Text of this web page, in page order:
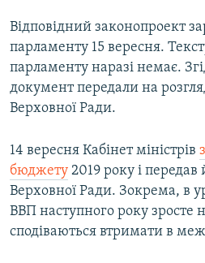
Відповідний законопроект
парламенту 15 вересня.
парламенту наразі немає.
документ передали на
Верховної Ради.
14 вересня Кабінет міністрів
бюджету 2019 року і передав
Верховної Ради. Зокрема, в
ВВП наступного року зросте
сподіваються втримати в